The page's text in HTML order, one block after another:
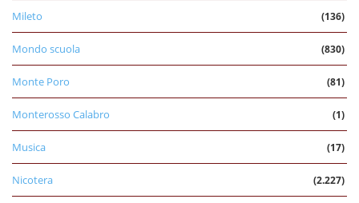
Mileto (136)
Mondo scuola (830)
Monte Poro (81)
Monterosso Calabro (1)
Musica (17)
Nicotera (2.227)